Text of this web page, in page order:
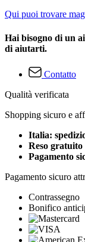
Qui puoi trovare
Hai bisogno di un
di aiutarti.
Contatto
Qualità verificata
Shopping sicuro e
Italia:
Reso gratuito
Pagamento
Pagamento sicuro
Contrassegno
Bonifico